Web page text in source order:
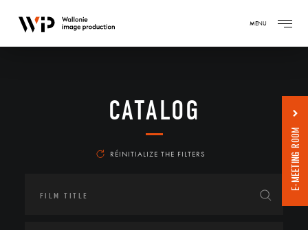
MENU
CATALOG
RÉINITIALIZE THE FILTERS E-MEETING ROOM